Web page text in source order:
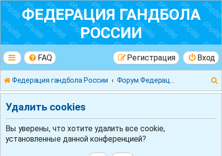
ФЕДЕРАЦИЯ ГАНДБОЛА
РОССИИ
FAQ Вход
Регистрация
Федерация гандбола России
Удалить cookies
Вы уверены, что хотите удалить все cookie,
установленные данной конференцией?